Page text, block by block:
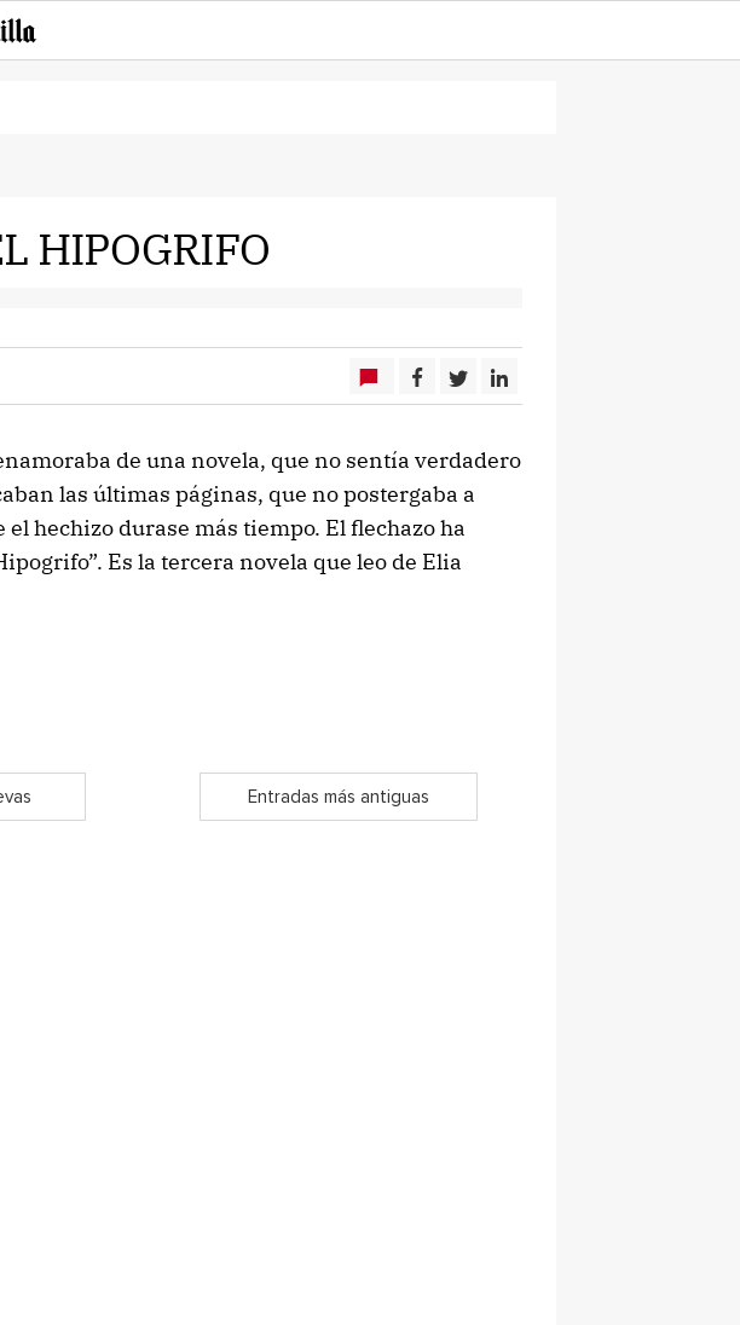
HIPOGRIFO
de una novela, que no sentía verdadero
las últimas páginas, que no postergaba a
hechizo durase más tiempo. El flechazo ha
Es la tercera novela que leo de Elia
Entradas más antiguas